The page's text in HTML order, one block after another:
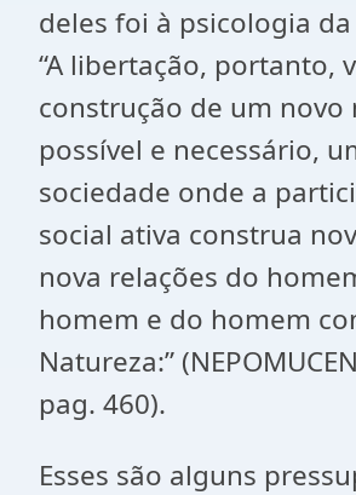
deles foi à psicologia
“A libertação, portanto,
construção de um novo
possível e necessário,
sociedade onde a
social ativa construa
nova relações do
homem e do homem
Natureza:”
pag. 460).
Esses são alguns